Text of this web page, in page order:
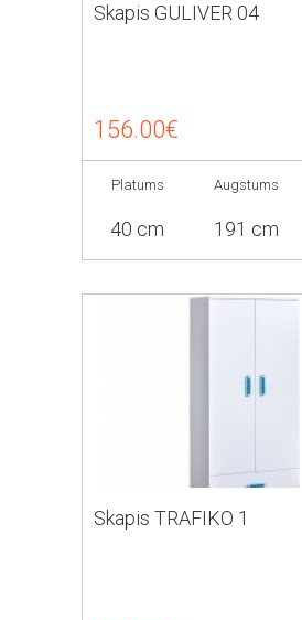
Skapis GULIVER 04
156.00€
Platums
40 cm
Augstums
191 cm
Skapis TRAFIKO 1